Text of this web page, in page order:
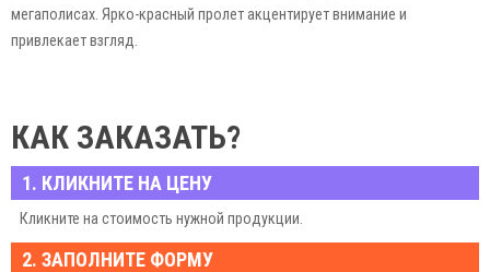
мегаполисах. Ярко-красный пролет акцентирует внимание и
привлекает взгляд.
КАК ЗАКАЗАТЬ?
1. КЛИКНИТЕ НА ЦЕНУ
Кликните на стоимость нужной продукции.
2. ЗАПОЛНИТЕ ФОРМУ